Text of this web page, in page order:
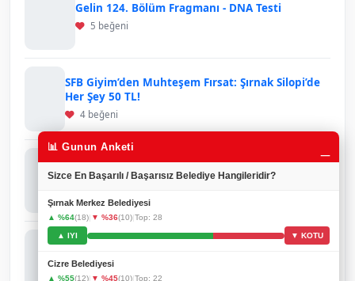
Gelin 124. Bölüm Fragmanı - DNA Testi
5 beğeni
SFB Giyim’den Muhteşem Fırsat: Şırnak Silopi’de
Her Şey 50 TL!
4 beğeni
Ruşen Tellioğlu’ndan Gönülleri Isıtan Davranış:
Engelli Gençler Onuruna Anlamlı Yemek
Şırnak’ta Petrol Sondaj Aracı Kazası: Sürücü
Hayatını Kaybetti
3 beğeni
📊 Gunun Anketi
Sizce En Başarılı / Başarısız Belediye Hangileridir?
Şırnak Merkez Belediyesi
▲ %64(18)| ▼ %36(10)|Top: 28
▲ IYI ▼ KOTU
Cizre Belediyesi
▲ %55(12)| ▼ %45(10)|Top: 22